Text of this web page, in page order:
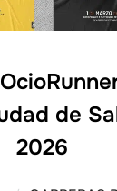
de
2026